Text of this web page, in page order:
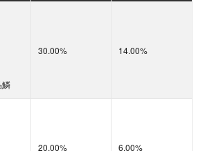
力崩壊グラフレア」が覚醒段階
場合
鱗
30.00% 14.00%
20.00% 6.00%